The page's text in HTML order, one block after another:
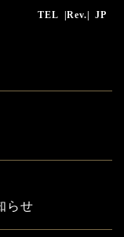
TEL |Rev.| JP
らせ